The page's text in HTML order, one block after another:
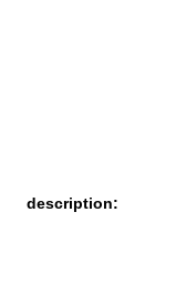
description: